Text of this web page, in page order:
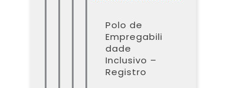
Polo de
Empregabili
dade
Inclusivo –
Registro​